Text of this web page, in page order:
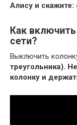
Алису и скажите:
Как
сети?
Выключить
треугольника).
колонку и